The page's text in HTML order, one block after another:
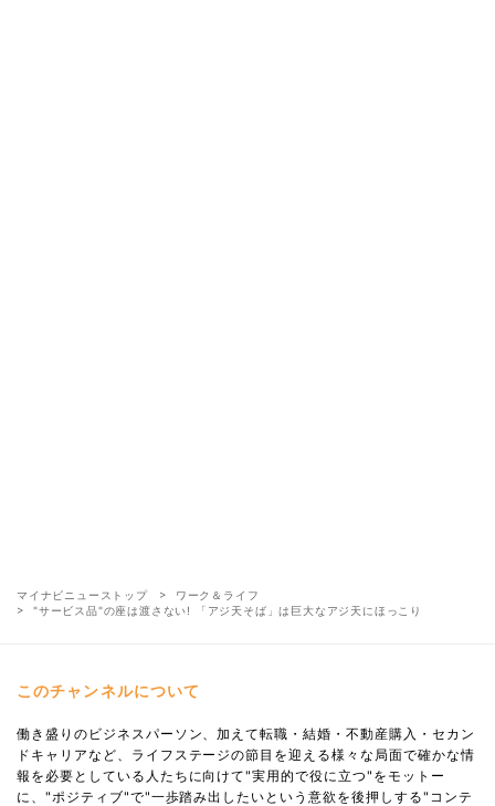
マイナビニューストップ
ワーク＆ライフ
"サービス品"の座は渡さない! 「アジ天そば」は巨大なアジ天にほっこり
このチャンネルについて
働き盛りのビジネスパーソン、加えて転職・結婚・不動産購入・セカン
ドキャリアなど、ライフステージの節目を迎える様々な局面で確かな情
報を必要としている人たちに向けて"実用的で役に立つ"をモットー
に、"ポジティブ"で"一歩踏み出したいという意欲を後押しする"コンテ